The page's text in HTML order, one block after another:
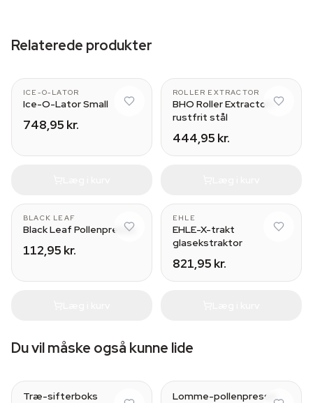
Relaterede produkter
ICE-O-LATOR
Ice-O-Lator Small
748,95 kr.
ROLLER EXTRACTOR
BHO Roller Extractor i
rustfrit stål
444,95 kr.
BLACK LEAF
Black Leaf Pollenpresse
112,95 kr.
EHLE
EHLE-X-trakt
glasekstraktor
821,95 kr.
Du vil måske også kunne lide
Træ-sifterboks Lomme-pollenpresse